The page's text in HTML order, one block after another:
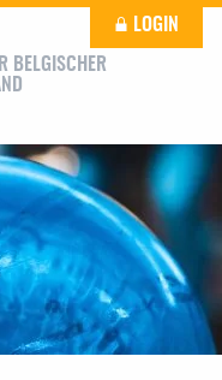
BELGISCHER
LOGIN